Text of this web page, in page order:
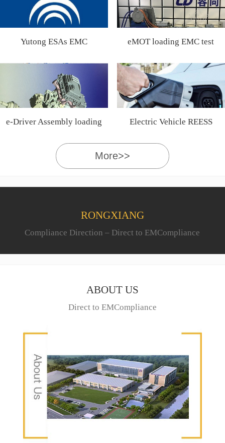
Yutong ESAs EMC
eMOT loading EMC test
e-Driver Assembly loading
Electric Vehicle REESS
More>>
RONGXIANG
Compliance Direction – Direct to EMCompliance
ABOUT US
Direct to EMCompliance